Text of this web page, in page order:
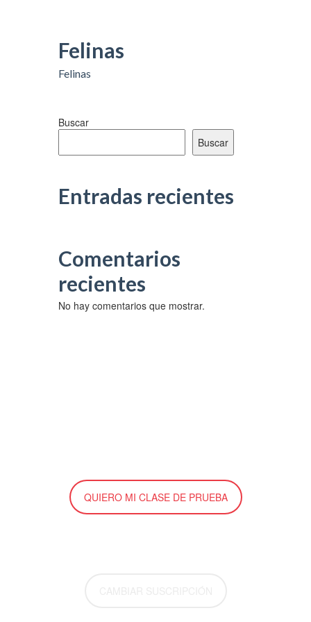
Felinas
Felinas
Buscar
Buscar
Entradas recientes
Comentarios
recientes
No hay comentarios que mostrar.
QUIERO MI CLASE DE PRUEBA